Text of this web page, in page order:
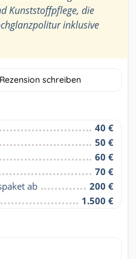
Kunststoffpflege, die
inklusive
Rezension schreiben
40 €
50 €
60 €
70 €
ab
200 €
1.500 €